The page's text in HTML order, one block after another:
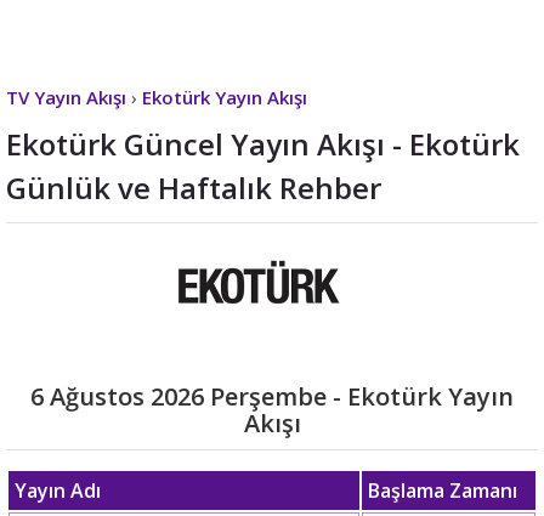
TV Yayın Akışı › Ekotürk Yayın Akışı
Ekotürk Güncel Yayın Akışı - Ekotürk
Günlük ve Haftalık Rehber
6 Ağustos 2026 Perşembe - Ekotürk Yayın
Akışı
Yayın Adı
Başlama Zamanı